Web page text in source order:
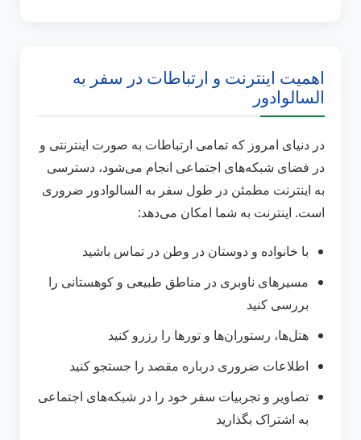
اهمیت اینترنت و ارتباطات در سفر به
السالوادور
در دنیای امروز که تمامی ارتباطات به صورت اینترنتی و
در فضای شبکه‌های اجتماعی انجام می‌شود، دسترسی
به اینترنت مطمئن در طول سفر به السالوادور ضروری
است. اینترنت به شما امکان می‌دهد:
با خانواده و دوستان در وطن در تماس باشید
مسیرهای ناوبری در مناطق طبیعی و کوهستانی را
بررسی کنید
هتل‌ها، رستوران‌ها و تورها را رزرو کنید
اطلاعات ضروری درباره مقصد را جستجو کنید
تصاویر و تجربیات سفر خود را در شبکه‌های اجتماعی
به اشتراک بگذارید